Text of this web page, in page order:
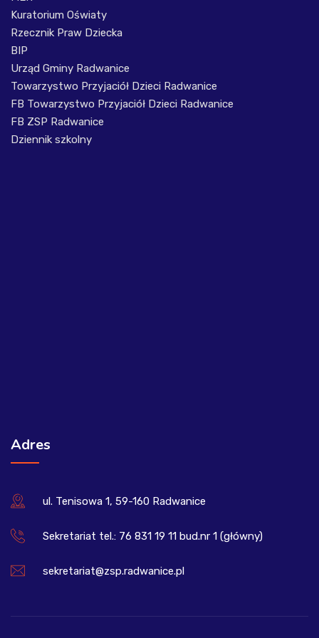
Kuratorium Oświaty
Rzecznik Praw Dziecka
BIP
Urząd Gminy Radwanice
Towarzystwo Przyjaciół Dzieci Radwanice
FB Towarzystwo Przyjaciół Dzieci Radwanice
FB ZSP Radwanice
Dziennik szkolny
Adres
ul. Tenisowa 1, 59-160 Radwanice
Sekretariat tel.: 76 831 19 11 bud.nr 1 (główny)
sekretariat@zsp.radwanice.pl